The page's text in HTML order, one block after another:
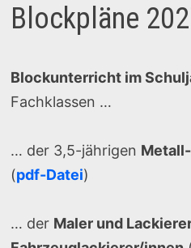
Blockpläne
Blockunterricht im
Fachklassen …
… der 3,5-jährigen
(pdf-Datei)
… der Maler und